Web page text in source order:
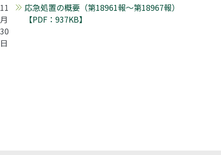
11
月
30
日
応急処置の概要（第18961報～第18967報）
【PDF：937KB】